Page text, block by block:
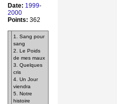
Date: 1999-
2000
Points: 362
1. Sang pour
sang
2. Le Poids
de mes maux
3. Quelques
cris
4. Un Jour
viendra
5. Notre
histoire